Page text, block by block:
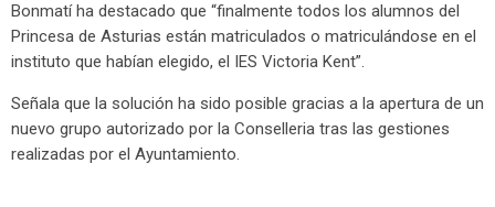
Bonmatí ha destacado que “finalmente todos los alumnos del
Princesa de Asturias están matriculados o matriculándose en el
instituto que habían elegido, el IES Victoria Kent”.
Señala que la solución ha sido posible gracias a la apertura de un
nuevo grupo autorizado por la Conselleria tras las gestiones
realizadas por el Ayuntamiento.